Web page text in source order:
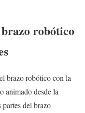
robótico
brazo robótico con la
animado desde la
del brazo